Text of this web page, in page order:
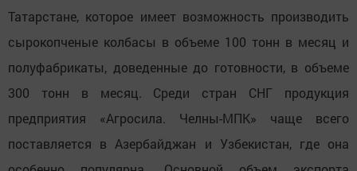
Татарстане, которое имеет возможность производить
сырокопченые колбасы в объеме 100 тонн в месяц и
полуфабрикаты, доведенные до готовности, в объеме
300 тонн в месяц. Среди стран СНГ продукция
предприятия «Агросила. Челны-МПК» чаще всего
поставляется в Азербайджан и Узбекистан, где она